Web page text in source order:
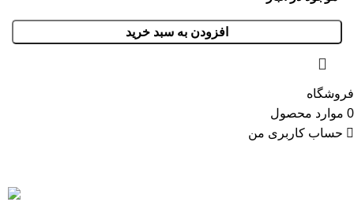
افزودن به سبد خرید
فروشگاه
0 موارد محصول
حساب کاربری من